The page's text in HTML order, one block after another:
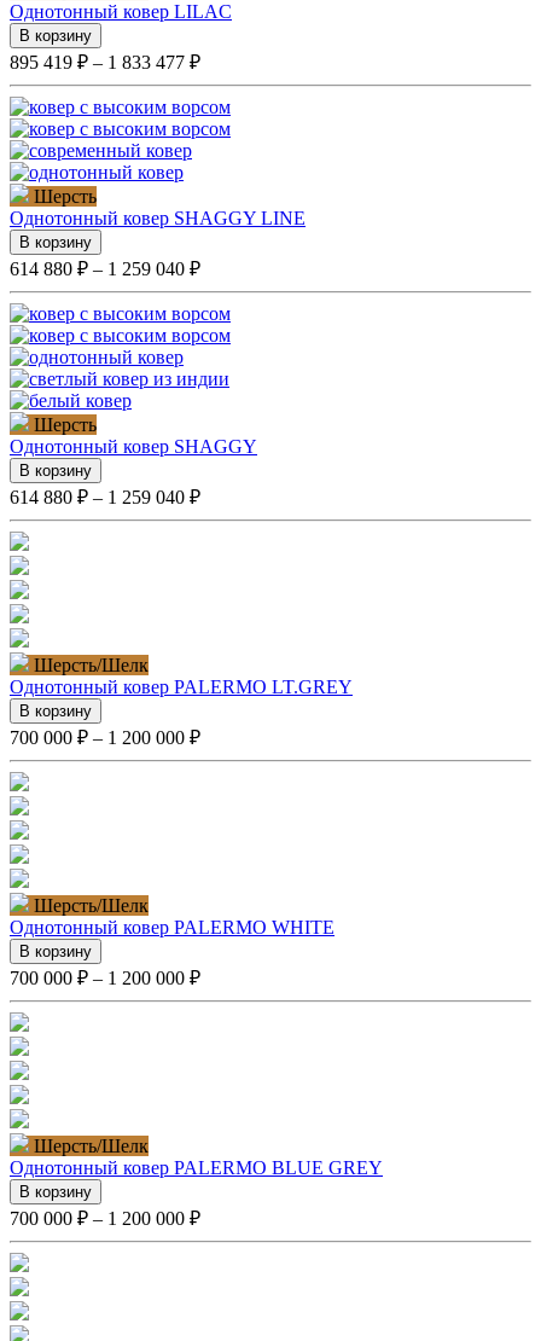
Однотонный ковер LILAC
В корзину
895 419 ₽ – 1 833 477 ₽
Шерсть
Однотонный ковер SHAGGY LINE
В корзину
614 880 ₽ – 1 259 040 ₽
Шерсть
Однотонный ковер SHAGGY
В корзину
614 880 ₽ – 1 259 040 ₽
Шерсть/Шелк
Однотонный ковер PALERMO LT.GREY
В корзину
700 000 ₽ – 1 200 000 ₽
Шерсть/Шелк
Однотонный ковер PALERMO WHITE
В корзину
700 000 ₽ – 1 200 000 ₽
Шерсть/Шелк
Однотонный ковер PALERMO BLUE GREY
В корзину
700 000 ₽ – 1 200 000 ₽